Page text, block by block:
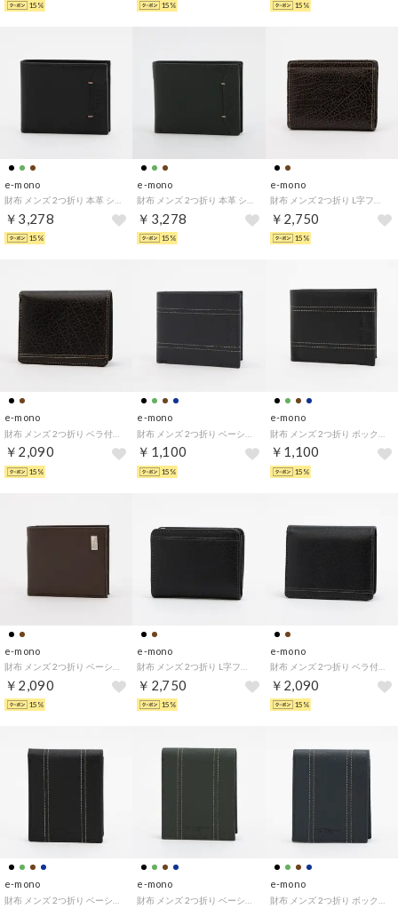
15% 15% 15%
e-mono
￥3,278
15%
e-mono
￥3,278
15%
e-mono
￥2,750
15%
e-mono
￥2,090
15%
e-mono
￥1,100
15%
e-mono
￥1,100
15%
e-mono
￥2,090
15%
e-mono
￥2,750
15%
e-mono
財布 メンズ 2つ折り ベラ付き ID窓 クリアポケット 普段使い バッファロー柄 ワイルド ビジネス （ブラック）
￥2,090
15%
e-mono e-mono e-mono